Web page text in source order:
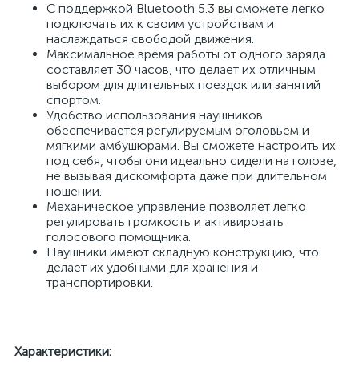
С поддержкой Bluetooth 5.3 вы сможете легко
подключать их к своим устройствам и
наслаждаться свободой движения.
Максимальное время работы от одного заряда
составляет 30 часов, что делает их отличным
выбором для длительных поездок или занятий
спортом.
Удобство использования наушников
обеспечивается регулируемым оголовьем и
мягкими амбушюрами. Вы сможете настроить их
под себя, чтобы они идеально сидели на голове,
не вызывая дискомфорта даже при длительном
ношении.
Механическое управление позволяет легко
регулировать громкость и активировать
голосового помощника.
Наушники имеют складную конструкцию, что
делает их удобными для хранения и
транспортировки.
Характеристики: